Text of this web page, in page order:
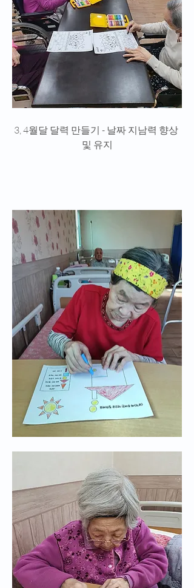
3, 4월달 달력 만들기 - 날짜 지남력 향상
및 유지